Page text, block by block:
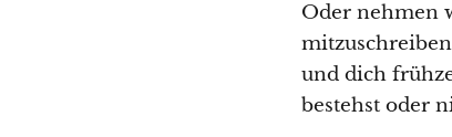
Oder nehmen
und dich
bestehst oder